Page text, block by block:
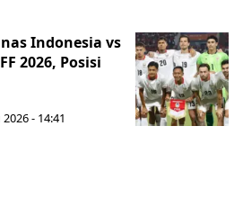
Indonesia vs
2026, Posisi
- 14:41